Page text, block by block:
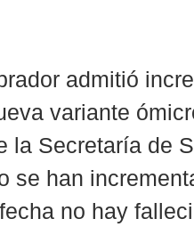
admitió
variante
la Secretaría de
se han
no hay